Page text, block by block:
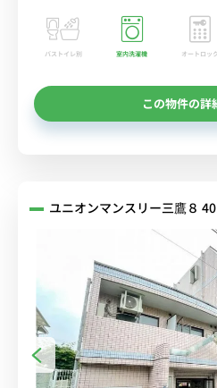
バストイレ別 室内洗濯機 オートロック
この物件の詳
ユニオンマンスリー三鷹８